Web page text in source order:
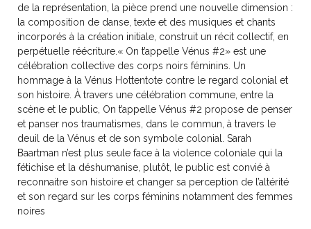
de la représentation, la pièce prend une nouvelle dimension :
la composition de danse, texte et des musiques et chants
incorporés à la création initiale, construit un récit collectif, en
perpétuelle réécriture.« On t’appelle Vénus #2» est une
célébration collective des corps noirs féminins. Un
hommage à la Vénus Hottentote contre le regard colonial et
son histoire. À travers une célébration commune, entre la
scène et le public, On t’appelle Vénus #2 propose de penser
et panser nos traumatismes, dans le commun, à travers le
deuil de la Vénus et de son symbole colonial. Sarah
Baartman n’est plus seule face à la violence coloniale qui la
fétichise et la déshumanise, plutôt, le public est convié à
reconnaitre son histoire et changer sa perception de l’altérité
et son regard sur les corps féminins notamment des femmes
noires